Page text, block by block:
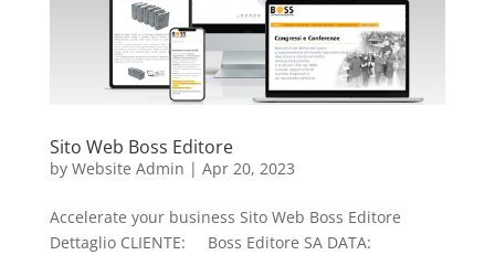
Sito Web Boss Editore
by Website Admin | Apr 20, 2023
Accelerate your business Sito Web Boss Editore
Dettaglio CLIENTE: Boss Editore SA DATA: